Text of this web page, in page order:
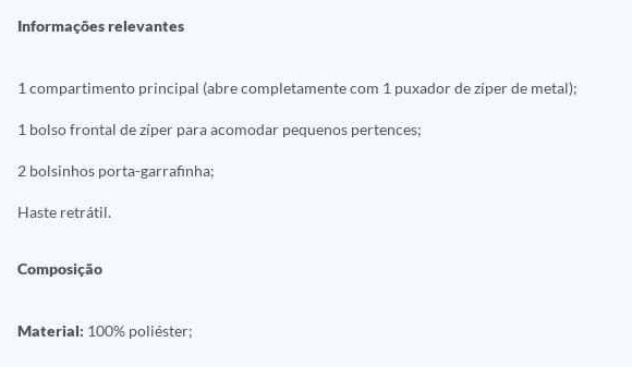
Informações relevantes
1 compartimento principal (abre completamente com 1 puxador de zíper de metal);
1 bolso frontal de zíper para acomodar pequenos pertences;
2 bolsinhos porta-garrafinha;
Haste retrátil.
Composição
Material: 100% poliéster;